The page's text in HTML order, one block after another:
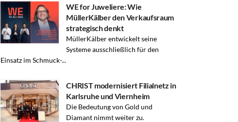
WE for Juweliere: Wie
MüllerKälber den Verkaufsraum
strategisch denkt
MüllerKälber entwickelt seine
Systeme ausschließlich für den
Einsatz im Schmuck-...
CHRIST modernisiert Filialnetz in
Karlsruhe und Viernheim
Die Bedeutung von Gold und
Diamant nimmt weiter zu.